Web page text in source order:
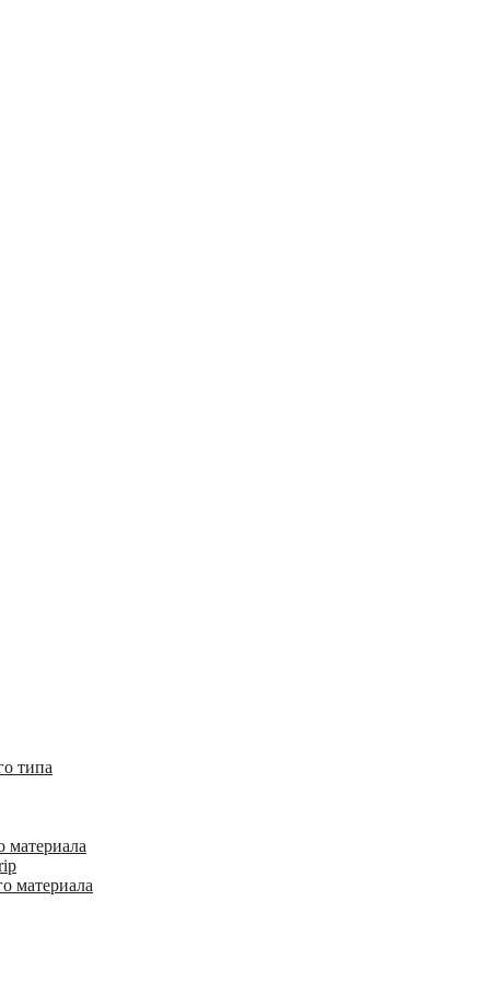
типа
материала
материала